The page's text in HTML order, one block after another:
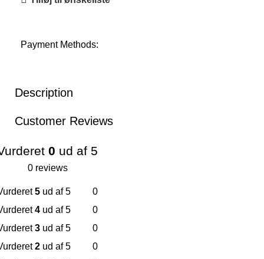
Payment Methods:
Description
Customer Reviews
0 ud af 5
0 reviews
5 ud af 5
0
4 ud af 5
0
3 ud af 5
0
2 ud af 5
0